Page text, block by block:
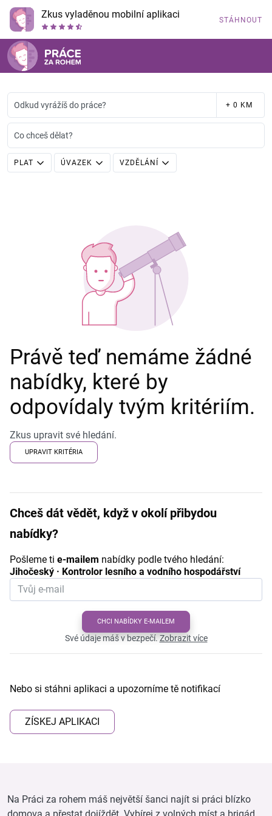
Zkus vyladěnou mobilní aplikaci STÁHNOUT
Odkud vyrážíš do práce? + 0 KM
Co chceš dělat?
PLAT ÚVAZEK VZDĚLÁNÍ
Právě teď nemáme žádné
nabídky, které by
odpovídaly tvým kritériím.
Zkus upravit své hledání.
UPRAVIT KRITÉRIA
Chceš dát vědět, když v okolí přibydou
nabídky?
Pošleme ti e-mailem nabídky podle tvého hledání:
Jihočeský · Kontrolor lesního a vodního hospodářství
CHCI NABÍDKY E-MAILEM
Své údaje máš v bezpečí.Zobrazit více
Nebo si stáhni aplikaci a upozorníme tě notifikací
ZÍSKEJ APLIKACI
Na Práci za rohem máš největší šanci najít si práci blízko
domova a přestat dojíždět. Vybírej z volných míst a brigád